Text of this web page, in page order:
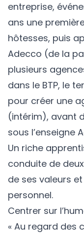
entreprise,
ans une
hôtesses, puis
Adecco (de la
plusieurs
dans le BTP, le
pour créer une
(intérim), avant
sous l’enseigne
Un riche
conduite de
de ses valeurs
personnel.
Centrer sur
« Au regard des